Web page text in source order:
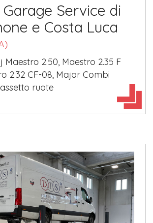
Service di
e Costa Luca
2.50, Maestro 2.35 F
2.32 CF-08, Major Combi
ruote